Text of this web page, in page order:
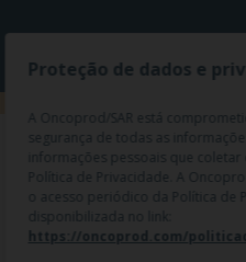
Proteção de dados e
A Oncoprod/SAR está
segurança de todas as
informações pessoais que
Política de Privacidade. A
o acesso periódico da Política de
disponibilizada no link:
https://oncoprod.com/